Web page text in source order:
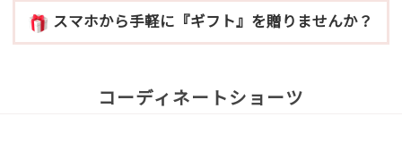
スマホから手軽に『ギフト』を贈りませんか？
コーディネートショーツ